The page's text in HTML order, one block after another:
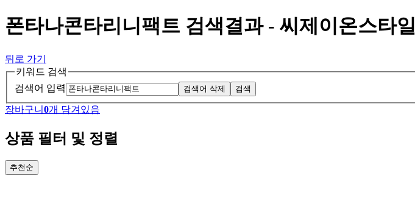
폰타나콘타리니팩트 검색결과 - 씨제이온스타일
뒤로 가기
키워드 검색
검색어 입력
검색어 삭제 검색
장바구니 0개 담겨있음
상품 필터 및 정렬
추천순